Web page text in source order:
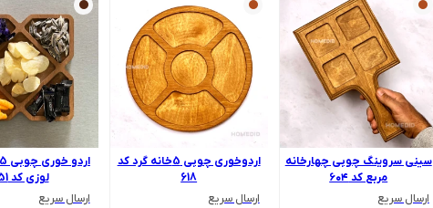
سینی سروینگ چوبی چهارخانه
مربع کد ۶۰۴
ارسال سریع
اردوخوری چوبی 5خانه گرد کد
618
ارسال سریع
لوزی کد 451
ارسال سریع